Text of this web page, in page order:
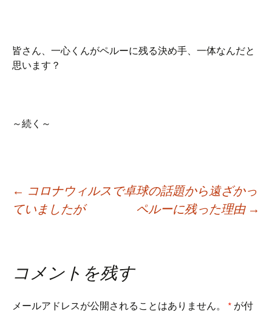
皆さん、一心くんがペルーに残る決め手、一体なんだと
思います？
～続く～
Post
navigation
← コロナウィルスで卓球の話題から遠ざかっ
ていましたが
ペルーに残った理由 →
コメントを残す
メールアドレスが公開されることはありません。 * が付